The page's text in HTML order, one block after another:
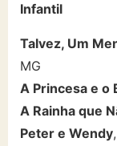
Infantil
Talvez, Um
MG
A Princesa e o
A Rainha que
Peter e Wendy